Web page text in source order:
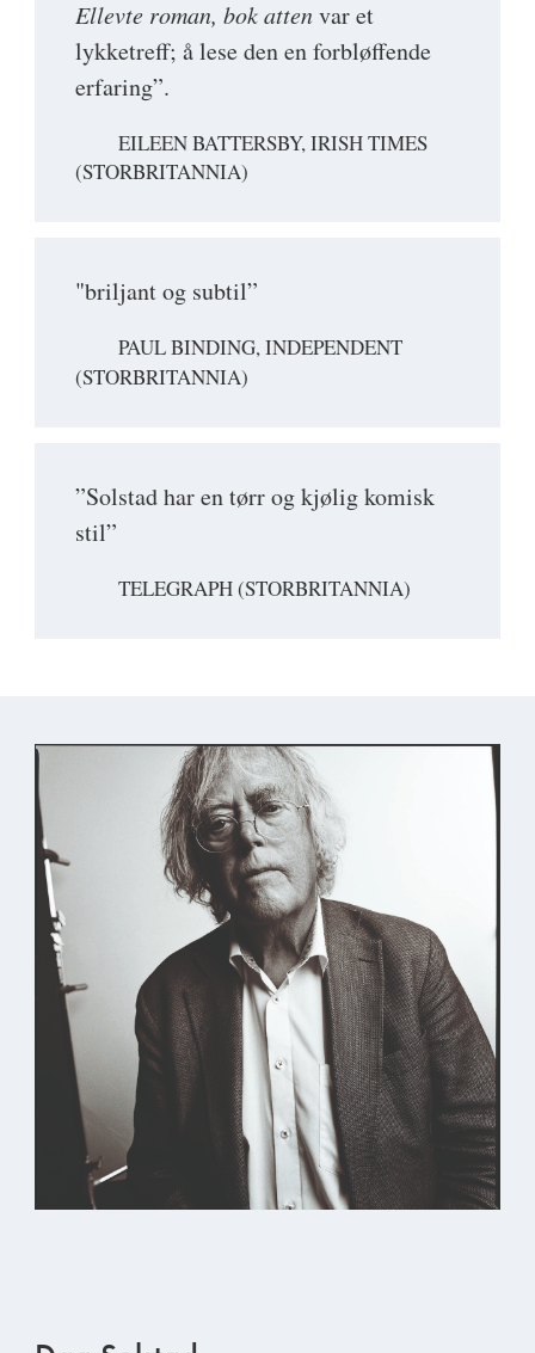
Ellevte roman, bok attenvar et
lykketreff; å lese den en forbløffende
erfaring”.
EILEEN BATTERSBY, IRISH TIMES
(STORBRITANNIA)
"briljant og subtil”
PAUL BINDING, INDEPENDENT
(STORBRITANNIA)
”Solstad har en tørr og kjølig komisk
stil”
TELEGRAPH (STORBRITANNIA)